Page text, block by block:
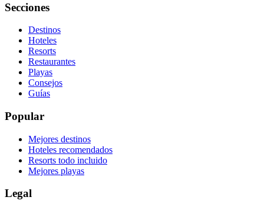
Secciones
Destinos
Hoteles
Resorts
Restaurantes
Playas
Consejos
Guías
Popular
Mejores destinos
Hoteles recomendados
Resorts todo incluido
Mejores playas
Legal